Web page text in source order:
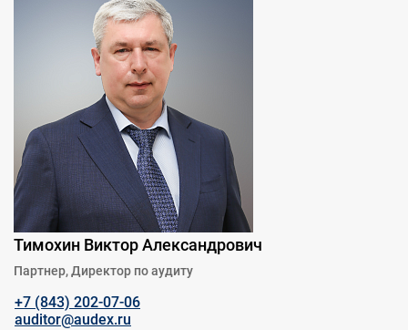
Тимохин Виктор Александрович
Партнер, Директор по аудиту
+7 (843) 202-07-06
auditor@audex.ru